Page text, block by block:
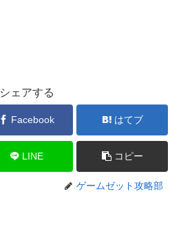
シェアする
Facebook はてブ
LINE コピー
ゲームゼット攻略部